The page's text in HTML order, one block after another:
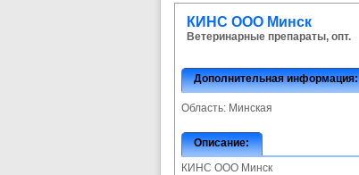
КИНС ООО Минск
Ветеринарные препараты, опт.
Дополнительная информация:
Область: Минская
Описание:
КИНС ООО Минск